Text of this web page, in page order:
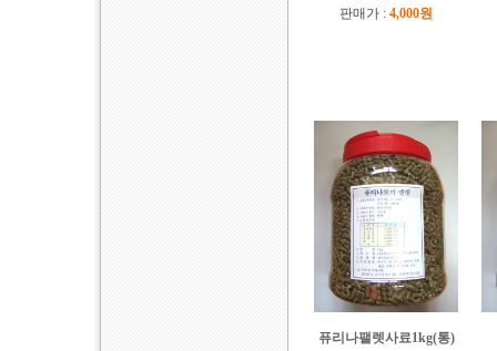
판매가 : 4,000원
퓨리나팰렛사료1kg(통)